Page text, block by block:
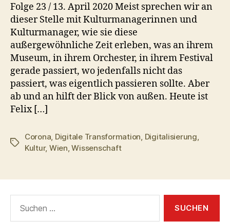
Folge 23 / 13. April 2020 Meist sprechen wir an
dieser Stelle mit Kulturmanagerinnen und
Kulturmanager, wie sie diese
außergewöhnliche Zeit erleben, was an ihrem
Museum, in ihrem Orchester, in ihrem Festival
gerade passiert, wo jedenfalls nicht das
passiert, was eigentlich passieren sollte. Aber
ab und an hilft der Blick von außen. Heute ist
Felix […]
Schlagwörter
Corona Digitale Transformation Digitalisierung
Kultur, Wien ,Wissenschaft
nach: